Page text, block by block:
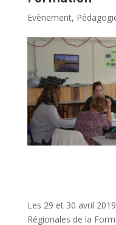
Evènement,
Les 29 et 30 avril
Régionales de la